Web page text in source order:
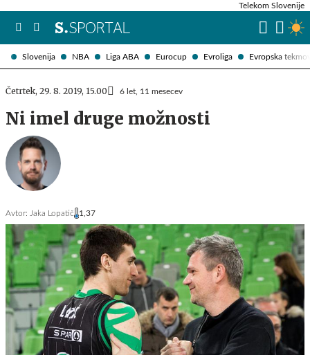
Slovenija NBA Liga ABA Eurocup Evroliga Evropska
Telekom Slovenije
Četrtek, 29. 8. 2019, 15.00 6 let, 11 mesecev
Ni imel druge možnosti
Avtor: Jaka Lopatič 1,37